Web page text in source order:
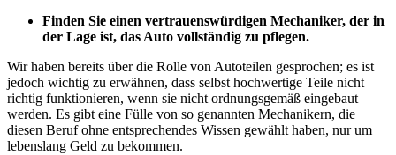
Finden Sie einen vertrauenswürdigen Mechaniker, der in
der Lage ist, das Auto vollständig zu pflegen.
Wir haben bereits über die Rolle von Autoteilen gesprochen; es ist
jedoch wichtig zu erwähnen, dass selbst hochwertige Teile nicht
richtig funktionieren, wenn sie nicht ordnungsgemäß eingebaut
werden. Es gibt eine Fülle von so genannten Mechanikern, die
diesen Beruf ohne entsprechendes Wissen gewählt haben, nur um
lebenslang Geld zu bekommen.